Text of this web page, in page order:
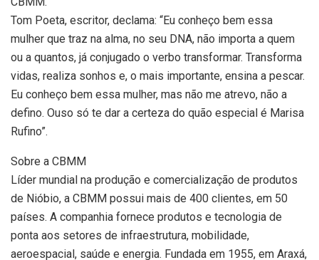
Tom Poeta, escritor, declama: “Eu conheço bem essa
mulher que traz na alma, no seu DNA, não importa a quem
ou a quantos, já conjugado o verbo transformar. Transforma
vidas, realiza sonhos e, o mais importante, ensina a pescar.
Eu conheço bem essa mulher, mas não me atrevo, não a
defino. Ouso só te dar a certeza do quão especial é Marisa
Rufino”.
Sobre a CBMM
Líder mundial na produção e comercialização de produtos
de Nióbio, a CBMM possui mais de 400 clientes, em 50
países. A companhia fornece produtos e tecnologia de
ponta aos setores de infraestrutura, mobilidade,
aeroespacial, saúde e energia. Fundada em 1955, em Araxá,